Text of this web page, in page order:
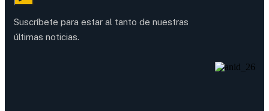
Suscríbete para estar al tanto de nuestras
últimas noticias.